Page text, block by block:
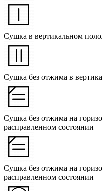
Сушка в вертикальном
Сушка без отжима в
Сушка без отжима на
расправленном состоянии
Сушка без отжима на
расправленном состоянии